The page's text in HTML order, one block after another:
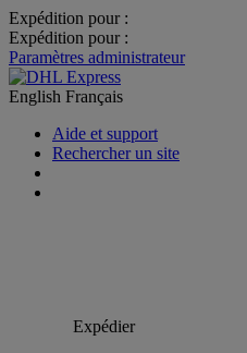
Expédition pour :
Expédition pour :
Paramètres administrateur
English Français
Aide et support
Rechercher un site
Expédier